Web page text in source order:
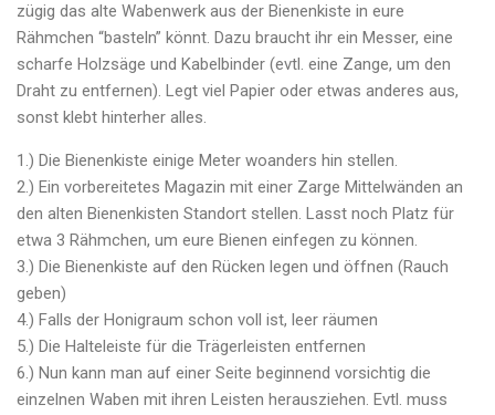
zügig das alte Wabenwerk aus der Bienenkiste in eure
Rähmchen “basteln” könnt. Dazu braucht ihr ein Messer, eine
scharfe Holzsäge und Kabelbinder (evtl. eine Zange, um den
Draht zu entfernen). Legt viel Papier oder etwas anderes aus,
sonst klebt hinterher alles.
1.) Die Bienenkiste einige Meter woanders hin stellen.
2.) Ein vorbereitetes Magazin mit einer Zarge Mittelwänden an
den alten Bienenkisten Standort stellen. Lasst noch Platz für
etwa 3 Rähmchen, um eure Bienen einfegen zu können.
3.) Die Bienenkiste auf den Rücken legen und öffnen (Rauch
geben)
4.) Falls der Honigraum schon voll ist, leer räumen
5.) Die Halteleiste für die Trägerleisten entfernen
6.) Nun kann man auf einer Seite beginnend vorsichtig die
einzelnen Waben mit ihren Leisten herausziehen. Evtl. muss